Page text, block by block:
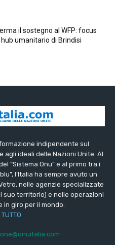
il sostegno al WFP: focus
hub umanitario di Brindisi
indipendente sul
ideali delle Nazioni Unite. Al
“Sistema Onu” e al primo tra i
l’Italia ha sempre avuto un
nelle agenzie specializzate
suo territorio) e nelle operazioni
in giro per il mondo.